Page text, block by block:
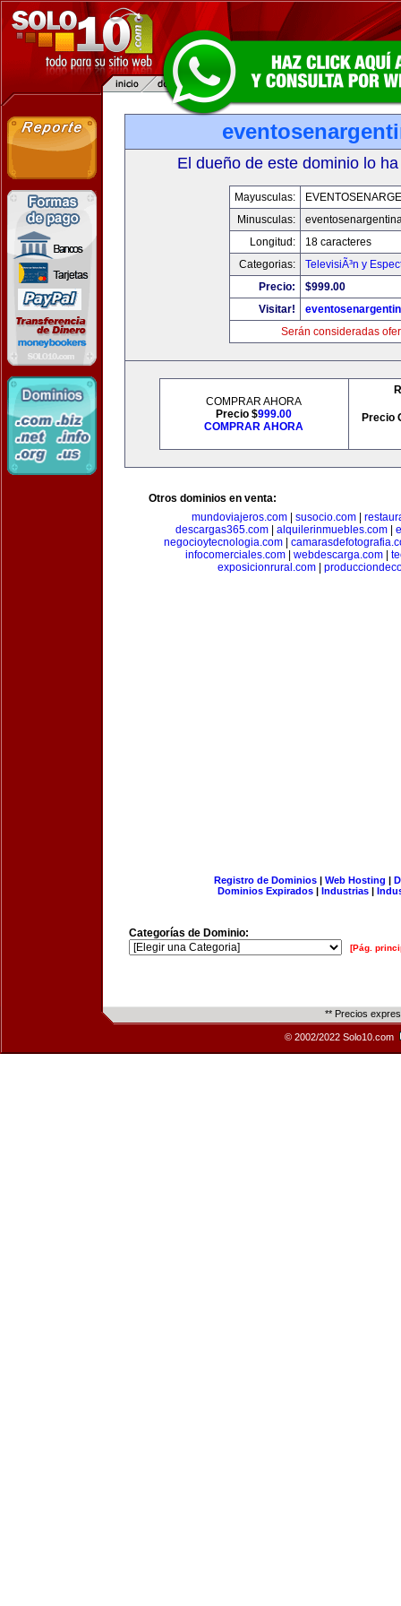
El dueño de este dominio lo
Mayusculas:
Minusculas:
Longitud:
18 caracteres
Categorias:
TelevisiÃ³n y
Precio:
$999.00
Visitar!
Serán consideradas
COMPRAR AHORA
Precio $999.00
COMPRAR AHORA
Precio
Otros dominios en venta:
mundoviajeros.com| susocio.com|
descargas365.com| alquilerinmuebles.com|
negocioytecnologia.com
infocomerciales.com| webdescarga.com|
exposicionrural.com
Registro de Dominios| Web Hosting |
Dominios Expirados | Industrias |
Categorías de Dominio:
[Pág.
** Precios
© 2002/2022 Solo10.com